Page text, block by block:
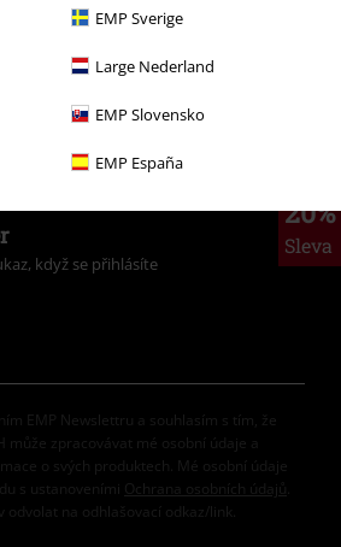
EMP Sverige
Large Nederland
EMP Slovensko
EMP España
černé trička
20%
Sleva
když se přihlásíte
EMP Newslettru a souhlasím s tím, že
může zpracovávat mé osobní údaje a
o svých produktech. Mé osobní údaje
s ustanoveními
Ochrana osobních údajů
odvolat na odhlašovací odkaz/link.